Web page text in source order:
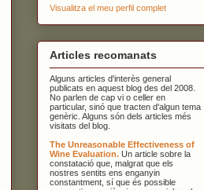
Visualitza el meu perfil complet
Articles recomanats
Alguns articles d'interès general
publicats en aquest blog des del 2008.
No parlen de cap vi o celler en
particular, sinó que tracten d'algun tema
genèric. Alguns són dels articles més
visitats del blog.
The Unreasonable Effectiveness of
Wine Evaluation. Un article sobre la
constatació que, malgrat que els
nostres sentits ens enganyin
constantment, sí que és possible